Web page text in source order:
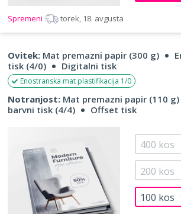
Spremeni torek, 18. avgusta
Ovitek: Mat premazni papir (300 g)
tisk (4/0)
Digitalni tisk
Enostranska mat plastifikacija 1/0
Notranjost: Mat premazni papir (110 g)
barvni tisk (4/4)
Offset tisk
100 kos
200 kos
400 kos